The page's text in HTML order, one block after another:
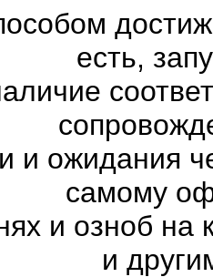
есть,
и ожидания
самому
и озноб на
и